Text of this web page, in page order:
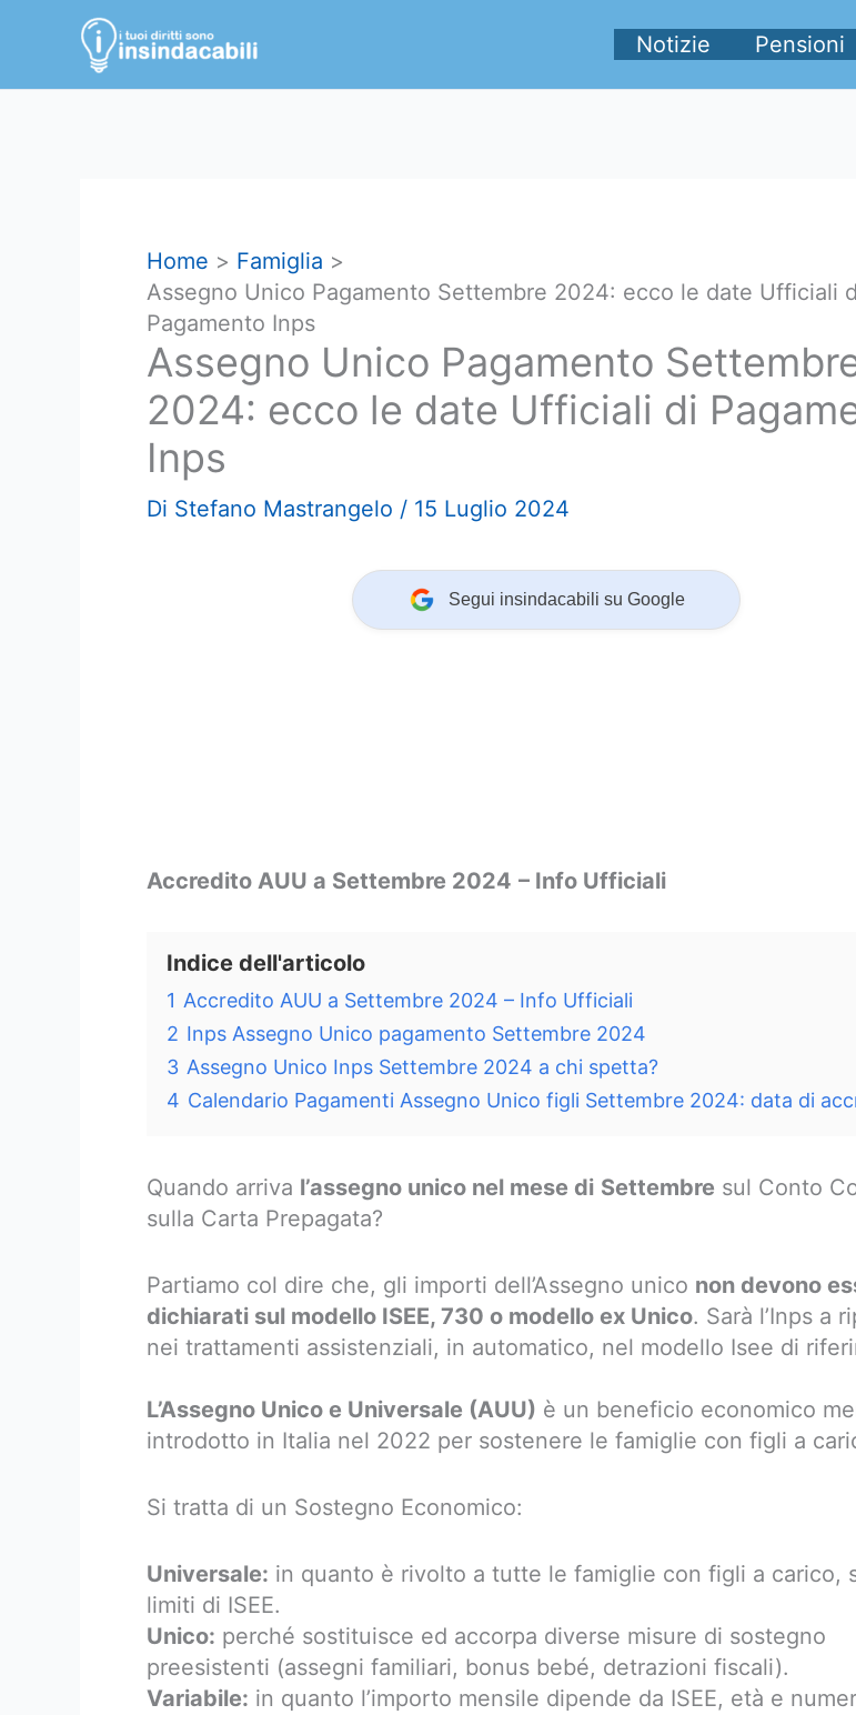
contenuto
Notizie Pensioni
Home
Famiglia
Assegno Unico Pagamento Settembre 2024: ecco le date Ufficiali
Pagamento Inps
Assegno Unico Pagamento
2024: ecco le date Ufficiali di
Inps
Di Stefano Mastrangelo / 15 Luglio 2024
Segui insindacabili su Google
Accredito AUU a Settembre 2024 – Info Ufficiali
Indice dell'articolo
1 Accredito AUU a Settembre 2024 – Info Ufficiali
2 Inps Assegno Unico pagamento Settembre 2024
3 Assegno Unico Inps Settembre 2024 a chi spetta?
4 Calendario Pagamenti Assegno Unico figli Settembre 2024: data di
Quando arriva l’assegno unico nel mese di Settembre sul Conto
sulla Carta Prepagata?
Partiamo col dire che, gli importi dell’Assegno unico non devono
dichiarati sul modello ISEE, 730 o modello ex Unico. Sarà l’Inps a
nei trattamenti assistenziali, in automatico, nel modello Isee di
L’Assegno Unico e Universale (AUU) è un beneficio economico
introdotto in Italia nel 2022 per sostenere le famiglie con figli a
Si tratta di un Sostegno Economico:
Universale: in quanto è rivolto a tutte le famiglie con figli a carico,
limiti di ISEE.
Unico: perché sostituisce ed accorpa diverse misure di sostegno
preesistenti (assegni familiari, bonus bebé, detrazioni fiscali).
Variabile: in quanto l’importo mensile dipende da ISEE, età e